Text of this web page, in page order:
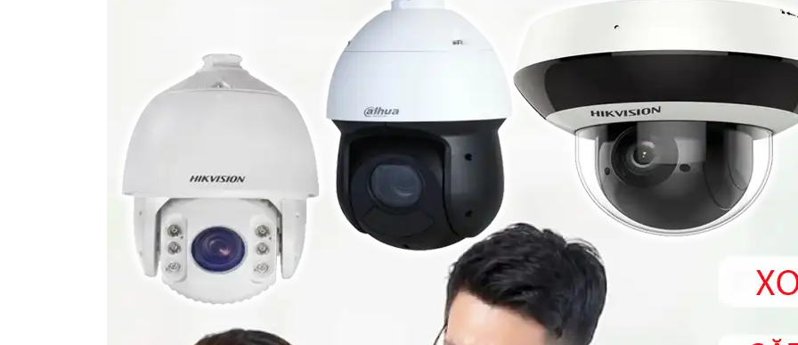
chuẩn nén Ultra265/H.265/H